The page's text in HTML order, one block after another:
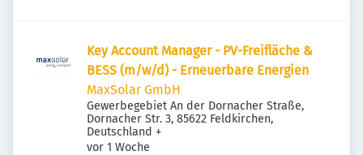
Key Account Manager - PV-Freifläche &
BESS (m/w/d) - Erneuerbare Energien
MaxSolar GmbH
Gewerbegebiet An der Dornacher Straße,
Dornacher Str. 3, 85622 Feldkirchen,
Deutschland +
Veröffentlicht
vor 1 Woche